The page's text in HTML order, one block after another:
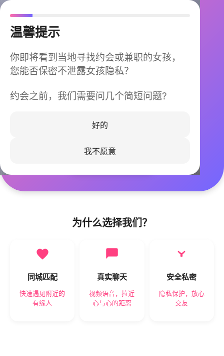
温馨提示
你即将看到当地寻找约会或兼职的女孩，
您能否保密不泄露女孩隐私？
约会之前，我们需要问几个简短问题?
好的
我不愿意
今晚不再孤单
同城快速匹配，马上认识身边的TA
立即下载
为什么选择我们？
同城匹配
快速遇见附近的
有缘人
真实聊天
视频语音，拉近
心与心的距离
安全私密
隐私保护，放心
交友